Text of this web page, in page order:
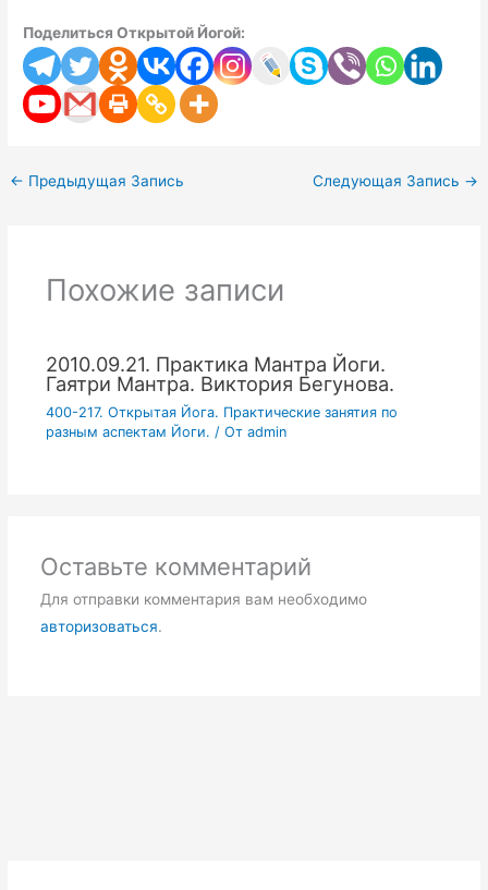
Поделиться Открытой Йогой:
← Предыдущая Запись Следующая Запись →
Похожие записи
2010.09.21. Практика Мантра Йоги.
Гаятри Мантра. Виктория Бегунова.
400-217. Открытая Йога. Практические занятия по
разным аспектам Йоги. / От admin
Оставьте комментарий
Для отправки комментария вам необходимо
авторизоваться.